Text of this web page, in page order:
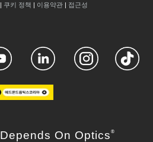
| 쿠키 정책 | 이용약관| 접근성
Depends On Optics ®